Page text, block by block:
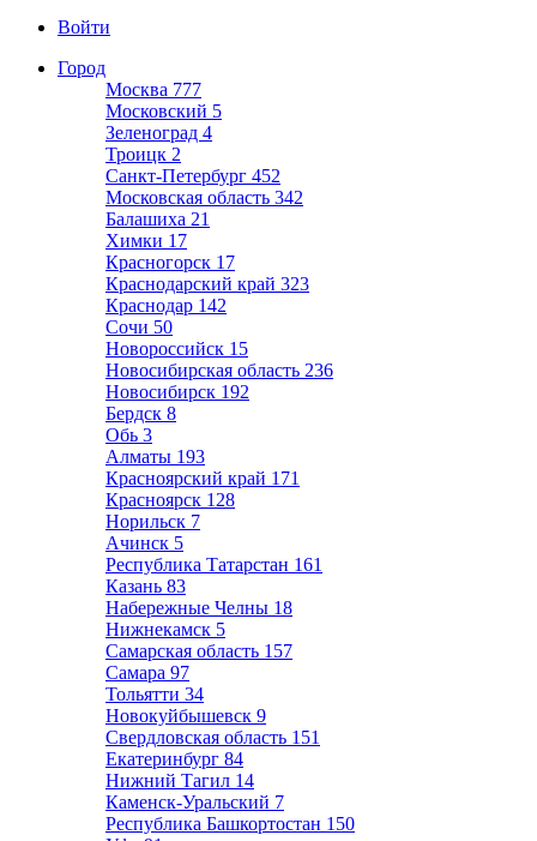
Войти
Город
Москва 777
Московский 5
Зеленоград 4
Троицк 2
Санкт-Петербург 452
Московская область 342
Балашиха 21
Химки 17
Красногорск 17
Краснодарский край 323
Краснодар 142
Сочи 50
Новороссийск 15
Новосибирская область 236
Новосибирск 192
Бердск 8
Обь 3
Алматы 193
Красноярский край 171
Красноярск 128
Норильск 7
Ачинск 5
Республика Татарстан 161
Казань 83
Набережные Челны 18
Нижнекамск 5
Самарская область 157
Самара 97
Тольятти 34
Новокуйбышевск 9
Свердловская область 151
Екатеринбург 84
Нижний Тагил 14
Каменск-Уральский 7
Республика Башкортостан 150